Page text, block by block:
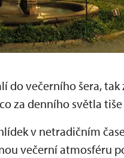
do večerního šera,
za denního světla
v netradičním
večerní atmosféru